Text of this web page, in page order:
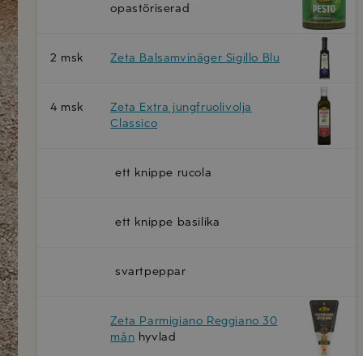
opastöriserad
2 msk Zeta Balsamvinäger Sigillo Blu
4 msk
Zeta Extra jungfruolivolja
Classico
ett knippe rucola
ett knippe basilika
svartpeppar
Zeta Parmigiano Reggiano 30
mån hyvlad